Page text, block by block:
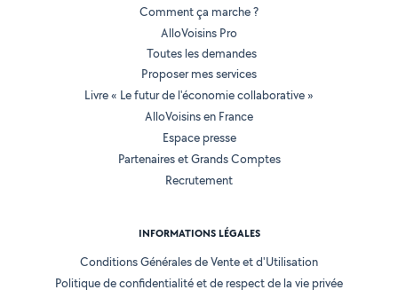
Comment ça marche ?
AlloVoisins Pro
Toutes les demandes
Proposer mes services
Livre « Le futur de l'économie collaborative »
AlloVoisins en France
Espace presse
Partenaires et Grands Comptes
Recrutement
INFORMATIONS LÉGALES
Conditions Générales de Vente et d'Utilisation
Politique de confidentialité et de respect de la vie privée